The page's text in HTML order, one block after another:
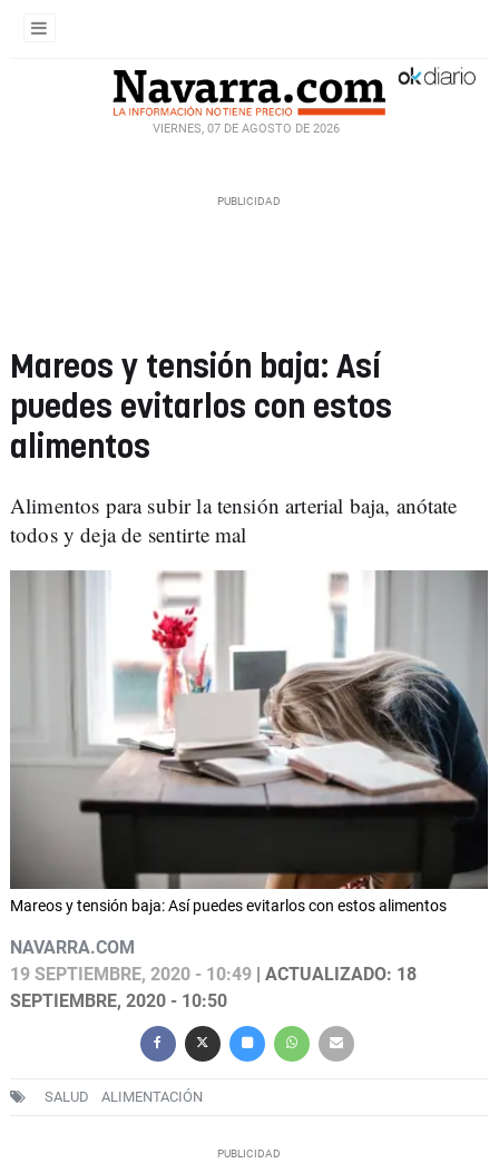
VIERNES, 07 DE AGOSTO DE 2026
Mareos y tensión baja: Así
puedes evitarlos con estos
alimentos
Alimentos para subir la tensión arterial baja, anótate
todos y deja de sentirte mal
Mareos y tensión baja: Así puedes evitarlos con estos alimentos
NAVARRA.COM
19 SEPTIEMBRE, 2020 - 10:49 | ACTUALIZADO: 18
SEPTIEMBRE, 2020 - 10:50
SALUD ALIMENTACIÓN